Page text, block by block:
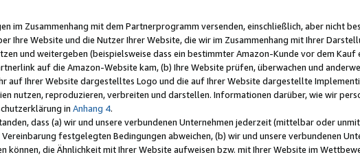
im Zusammenhang mit dem Partnerprogramm versenden, einschließlich, aber nicht
Ihre Website und die Nutzer Ihrer Website, die wir im Zusammenhang mit Ihrer
und weitergeben (beispielsweise dass ein bestimmter Amazon-Kunde vor dem
auf die Amazon-Website kam, (b) Ihre Website prüfen, überwachen und
auf Ihrer Website dargestelltes Logo und die auf Ihrer Website dargestellte
nutzen, reproduzieren, verbreiten und darstellen. Informationen darüber, wie wir
in Anhang 4.
dass (a) wir und unsere verbundenen Unternehmen jederzeit (mittelbar oder
Vereinbarung festgelegten Bedingungen abweichen, (b) wir und unsere verbundenen
die Ähnlichkeit mit Ihrer Website aufweisen bzw. mit Ihrer Website im